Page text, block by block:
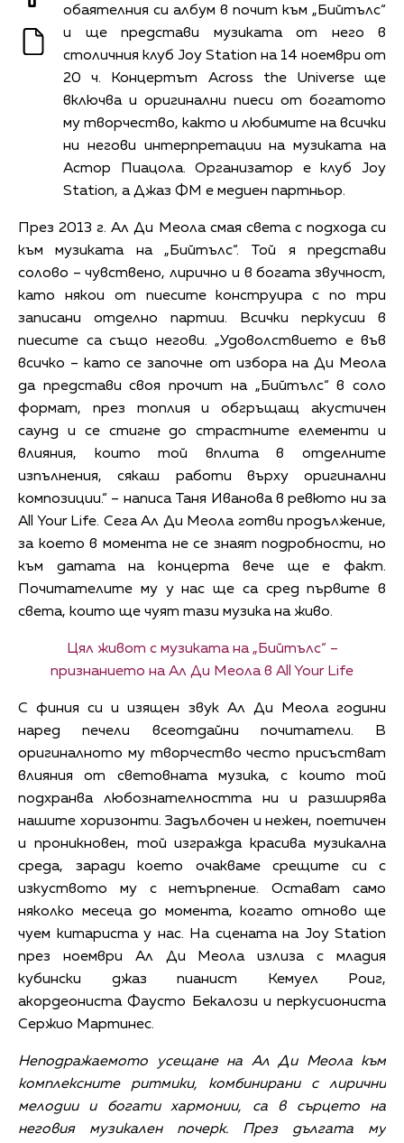
обаятелния си албум в почит към „Бийтълс“
и ще представи музиката от него в
столичния клуб Joy Station на 14 ноември от
20 ч. Концертът Across the Universe ще
включва и оригинални пиеси от богатото
му творчество, както и любимите на всички
ни негови интерпретации на музиката на
Астор Пиацола. Организатор е клуб Joy
Station, а Джаз ФМ е медиен партньор.
През 2013 г. Ал Ди Меола смая света с подхода си
към музиката на „Бийтълс“. Той я представи
солово – чувствено, лирично и в богата звучност,
като някои от пиесите конструира с по три
записани отделно партии. Всички перкусии в
пиесите са също негови. „Удоволствието е във
всичко – като се започне от избора на Ди Меола
да представи своя прочит на „Бийтълс“ в соло
формат, през топлия и обгръщащ акустичен
саунд и се стигне до страстните елементи и
влияния, които той вплита в отделните
изпълнения, сякаш работи върху оригинални
композиции.“ – написа Таня Иванова в ревюто ни за
All Your Life. Сега Ал Ди Меола готви продължение,
за което в момента не се знаят подробности, но
към датата на концерта вече ще е факт.
Почитателите му у нас ще са сред първите в
света, които ще чуят тази музика на живо.
Цял живот с музиката на „Бийтълс“ –
признанието на Ал Ди Меола в All Your Life
С финия си и изящен звук Ал Ди Меола години
наред печели всеотдайни почитатели. В
оригиналното му творчество често присъстват
влияния от световната музика, с които той
подхранва любознателността ни и разширява
нашите хоризонти. Задълбочен и нежен, поетичен
и проникновен, той изгражда красива музикална
среда, заради което очакваме срещите си с
изкуството му с нетърпение. Остават само
няколко месеца до момента, когато отново ще
чуем китариста у нас. На сцената на Joy Station
през ноември Ал Ди Меола излиза с младия
кубински джаз пианист Кемуел Роиг,
акордеониста Фаусто Бекалози и перкусиониста
Сержио Мартинес.
Неподражаемото усещане на Ал Ди Меола към
комплексните ритмики, комбинирани с лирични
мелодии и богати хармонии, са в сърцето на
неговия музикален почерк. През дългата му